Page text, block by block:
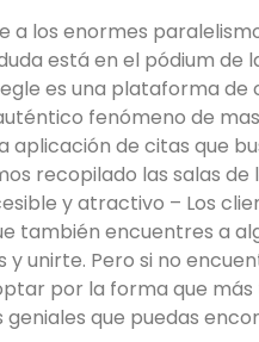
a los enormes
está en el pódium
es una plataforma de
fenómeno de
aplicación de citas que
recopilado las salas
y atractivo – Los
también encuentres a
y unirte. Pero si no
por la forma que
geniales que puedas